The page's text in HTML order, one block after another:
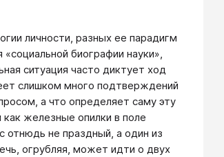
личности, разных ее парадигм
биографии науки»,
ситуация часто диктует ход
слишком много подтверждений
а что определяет саму эту
железные опилки в поле
отнюдь не праздный, а один из
огрубляя, может идти о двух